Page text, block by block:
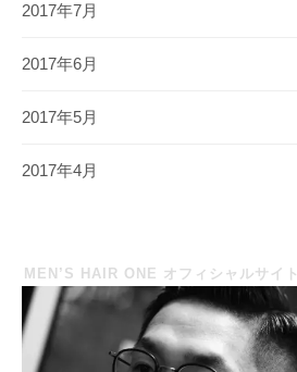
2017年7月
2017年6月
2017年5月
2017年4月
MEN’S HAIR ONE オフィシャルサイト